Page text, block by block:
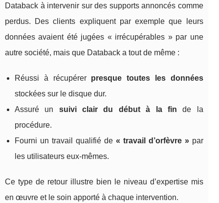
Databack à intervenir sur des supports annoncés comme
perdus. Des clients expliquent par exemple que leurs
données avaient été jugées « irrécupérables » par une
autre société, mais que Databack a tout de même :
Réussi à récupérer presque toutes les données
stockées sur le disque dur.
Assuré un suivi clair du début à la fin de la
procédure.
Fourni un travail qualifié de « travail d’orfèvre »par
les utilisateurs eux-mêmes.
Ce type de retour illustre bien le niveau d’expertise mis
en œuvre et le soin apporté à chaque intervention.